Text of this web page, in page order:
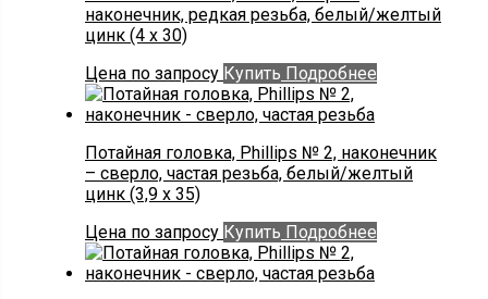
наконечник, редкая резьба, белый/желтый
цинк (4 х 30)
Цена по запросу Купить Подробнее
Потайная головка, Phillips № 2, наконечник
– сверло, частая резьба, белый/желтый
цинк (3,9 х 35)
Цена по запросу Купить Подробнее